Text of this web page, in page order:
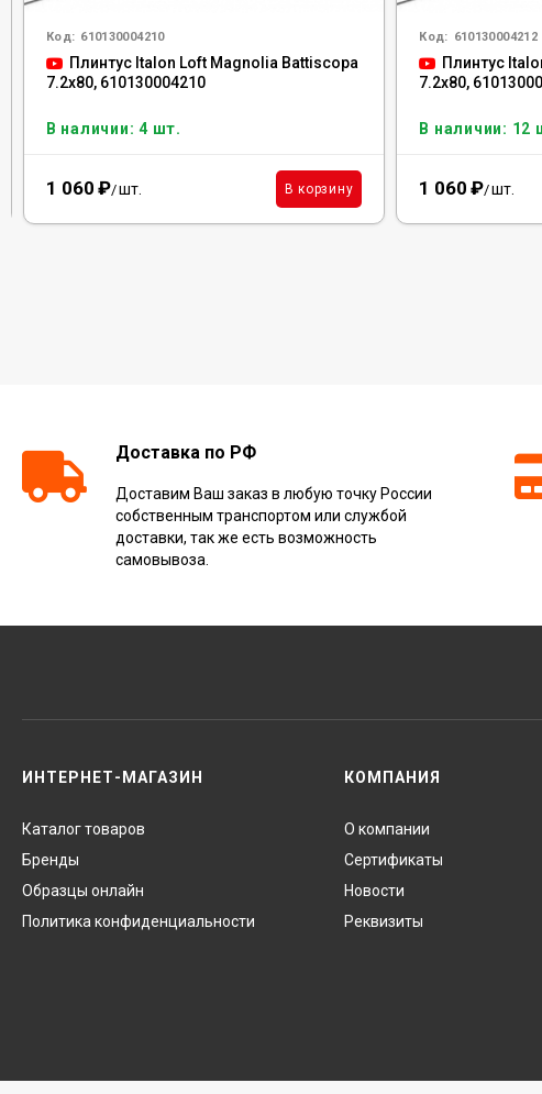
Код: 610130004210
Плинтус Italon Loft Magnolia Battiscopa
7.2x80, 610130004210
В наличии: 4 шт.
1 060 ₽/шт. В корзину
Код: 610130004212
Плинтус
7.2x80,
В наличии: 12
1 060 ₽/шт.
Доставка по РФ
Доставим Ваш заказ в любую точку России
собственным транспортом или службой
доставки, так же есть возможность
самовывоза.
ИНТЕРНЕТ-МАГАЗИН
Каталог товаров
Бренды
Образцы онлайн
Политика конфиденциальности
КОМПАНИЯ
О компании
Сертификаты
Новости
Реквизиты